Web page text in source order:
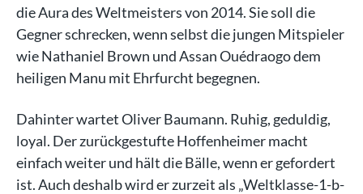
die Aura des Weltmeisters von 2014. Sie soll die
Gegner schrecken, wenn selbst die jungen Mitspieler
wie Nathaniel Brown und Assan Ouédraogo dem
heiligen Manu mit Ehrfurcht begegnen.
Dahinter wartet Oliver Baumann. Ruhig, geduldig,
loyal. Der zurückgestufte Hoffenheimer macht
einfach weiter und hält die Bälle, wenn er gefordert
ist. Auch deshalb wird er zurzeit als „Weltklasse-1-b-